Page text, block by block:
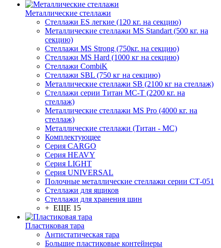
Металлические стеллажи
Стеллажи ES легкие (120 кг. на секцию)
Металлические стеллажи MS Standart (500 кг. на
секцию)
Стеллажи MS Strong (750кг. на секцию)
Стеллажи MS Hard (1000 кг на секцию)
Стеллажи CombiK
Стеллажи SBL (750 кг на секцию)
Металлические стеллажи SB (2100 кг на стеллаж)
Стеллажи серии Титан МС-Т (2200 кг. на
стеллаж)
Металлические стеллажи MS Pro (4000 кг. на
стеллаж)
Металлические стеллажи (Титан - МС)
Комплектующее
Серия CARGO
Серия HEAVY
Серия LIGHT
Серия UNIVERSAL
Полочные металлические стеллажи серии СТ-051
Стеллажи для ящиков
Стеллажи для хранения шин
+ ЕЩЕ 15
Пластиковая тара
Антистатическая тара
Большие пластиковые контейнеры